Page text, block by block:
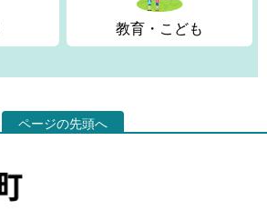
教育・こども
ページの先頭へ